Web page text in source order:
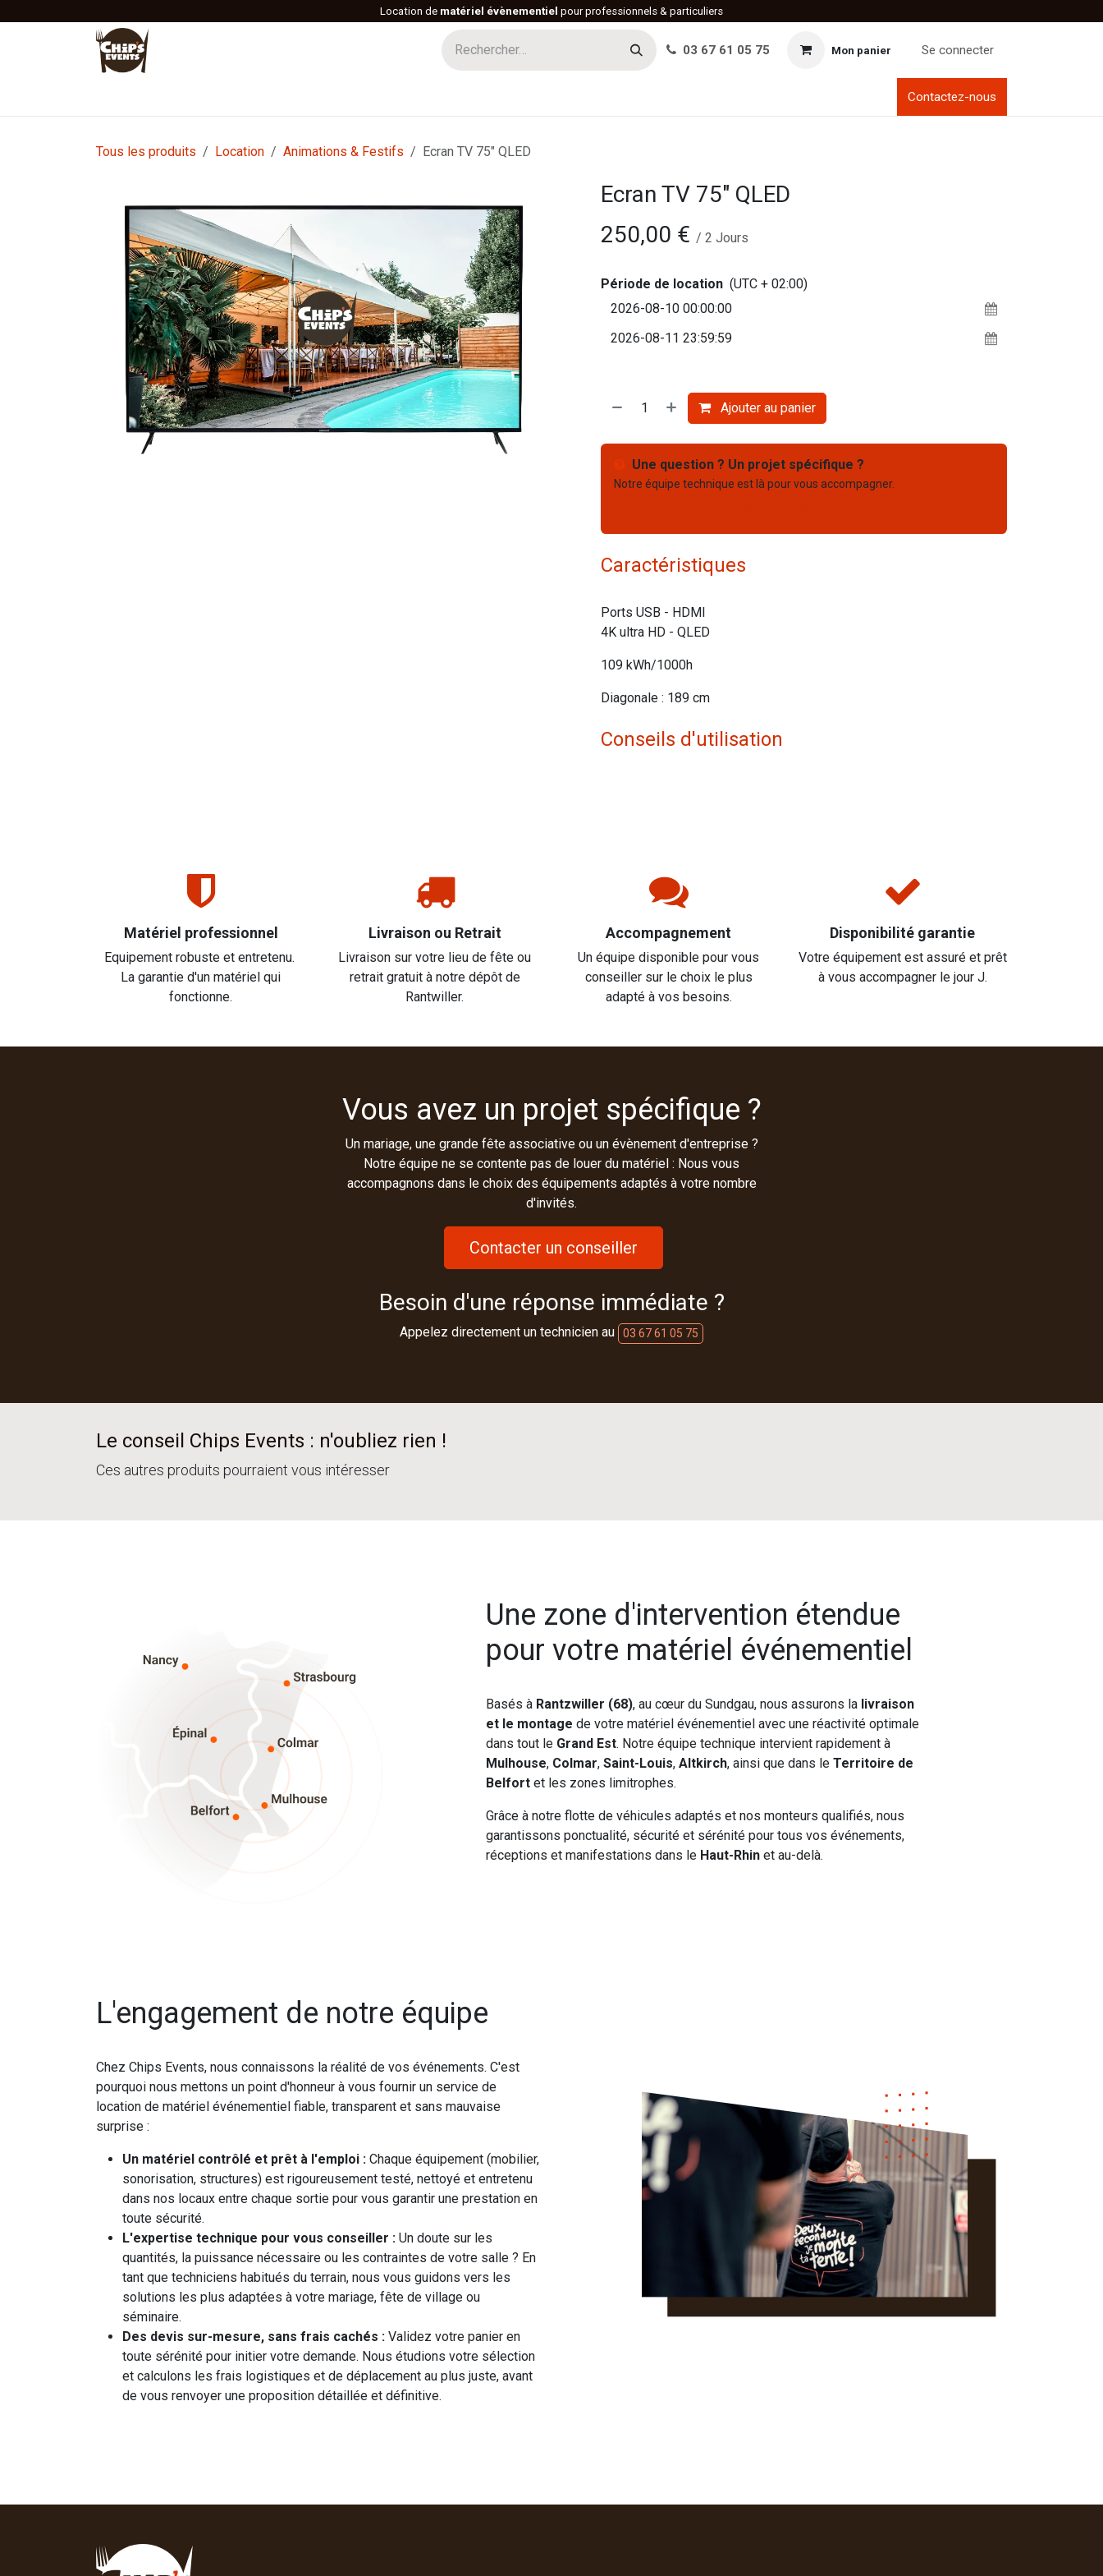
Location de matériel évènementiel pour professionnels & particuliers
03 67 61 05 75 Mon panier Se connecter
Contactez-nous
Tous les produits Location Animations & Festifs Ecran TV 75" QLED
Ecran TV 75" QLED
250,00 € / 2 Jours
Période de location (UTC + 02:00)
Ajouter au panier
Une question ? Un projet spécifique ?
Notre équipe technique est là pour vous accompagner.
Caractéristiques
Ports USB - HDMI
4K ultra HD - QLED
109 kWh/1000h
Diagonale : 189 cm
Conseils d'utilisation
Matériel professionnel
Equipement robuste et entretenu.
La garantie d'un matériel qui
fonctionne.
Livraison ou Retrait
Livraison sur votre lieu de fête ou
retrait gratuit à notre dépôt de
Rantwiller.
Accompagnement
Un équipe disponible pour vous
conseiller sur le choix le plus
adapté à vos besoins.
Disponibilité garantie
Votre équipement est assuré et prêt
à vous accompagner le jour J.
Vous avez un projet spécifique ?
Un mariage, une grande fête associative ou un évènement d'entreprise ?
Notre équipe ne se contente pas de louer du matériel : Nous vous
accompagnons dans le choix des équipements adaptés à votre nombre
d'invités.
Contacter un conseiller
Besoin d'une réponse immédiate ?
Appelez directement un technicien au 03 67 61 05 75
Le conseil Chips Events : n'oubliez rien !
Ces autres produits pourraient vous intéresser
Une zone d'intervention étendue
pour votre matériel événementiel
Basés à Rantzwiller (68), au cœur du Sundgau, nous assurons la livraison
et le montage de votre matériel événementiel avec une réactivité optimale
dans tout le Grand Est. Notre équipe technique intervient rapidement à
Mulhouse, Colmar, Saint-Louis, Altkirch, ainsi que dans le Territoire de
Belfort et les zones limitrophes.
Grâce à notre flotte de véhicules adaptés et nos monteurs qualifiés, nous
garantissons ponctualité, sécurité et sérénité pour tous vos événements,
réceptions et manifestations dans le Haut-Rhin et au-delà.
L'engagement de notre équipe
Chez Chips Events, nous connaissons la réalité de vos événements. C'est
pourquoi nous mettons un point d'honneur à vous fournir un service de
location de matériel événementiel fiable, transparent et sans mauvaise
surprise :
Un matériel contrôlé et prêt à l'emploi : Chaque équipement (mobilier,
sonorisation, structures) est rigoureusement testé, nettoyé et entretenu
dans nos locaux entre chaque sortie pour vous garantir une prestation en
toute sécurité.
L'expertise technique pour vous conseiller : Un doute sur les
quantités, la puissance nécessaire ou les contraintes de votre salle ? En
tant que techniciens habitués du terrain, nous vous guidons vers les
solutions les plus adaptées à votre mariage, fête de village ou
séminaire.
Des devis sur-mesure, sans frais cachés : Validez votre panier en
toute sérénité pour initier votre demande. Nous étudions votre sélection
et calculons les frais logistiques et de déplacement au plus juste, avant
de vous renvoyer une proposition détaillée et définitive.